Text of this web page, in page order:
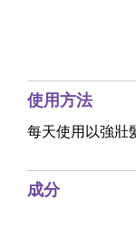
使用方法
每天使用以強壯
成分